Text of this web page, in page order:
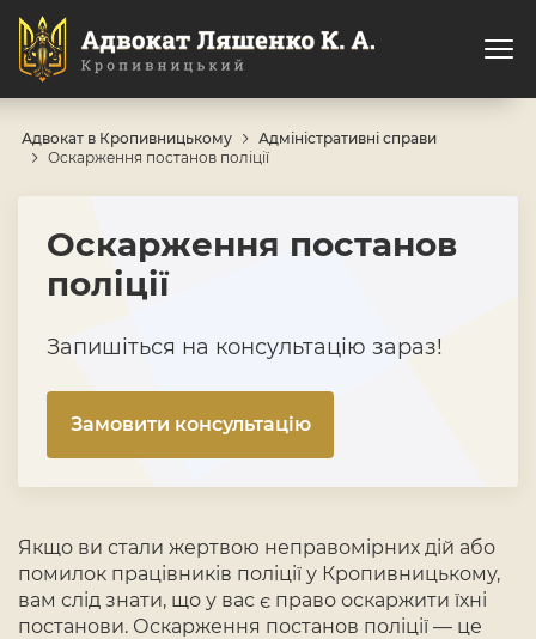
Адвокат в Кропивницькому
Адміністративні справи
Оскарження постанов поліції
Оскарження постанов
поліції
Запишіться на консультацію зараз!
Замовити консультацію
Якщо ви стали жертвою неправомірних дій або
помилок працівників поліції у Кропивницькому,
вам слід знати, що у вас є право оскаржити їхні
постанови. Оскарження постанов поліції — це